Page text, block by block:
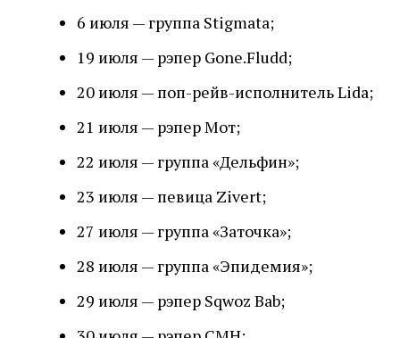
6 июля — группа Stigmata;
19 июля — рэпер Gone.Fludd;
20 июля — поп-рейв-исполнитель Lida;
21 июля — рэпер Мот;
22 июля — группа «Дельфин»;
23 июля — певица Zivert;
27 июля — группа «Заточка»;
28 июля — группа «Эпидемия»;
29 июля — рэпер Sqwoz Bab;